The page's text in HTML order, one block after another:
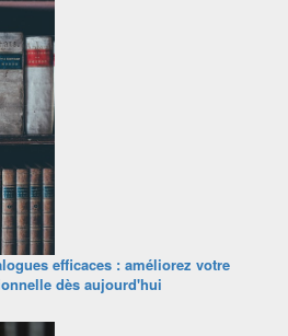
efficaces : améliorez votre
dès aujourd'hui